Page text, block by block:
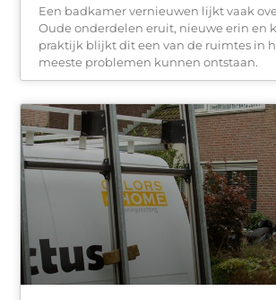
Een badkamer vernieuwen lijkt vaak
Oude onderdelen eruit, nieuwe erin en
praktijk blijkt dit een van de ruimtes in
meeste problemen kunnen ontstaan.